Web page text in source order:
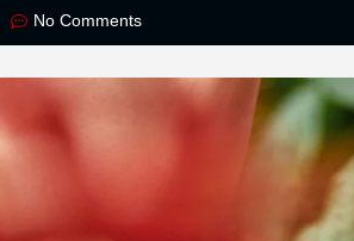
No Comments